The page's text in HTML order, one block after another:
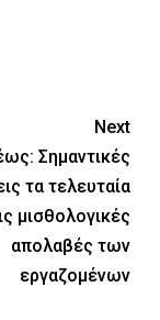
Next
Σημαντικές
τα τελευταία
μισθολογικές
απολαβές των
εργαζομένων